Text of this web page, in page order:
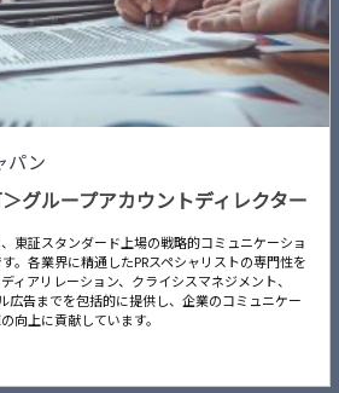
パン
グループアカウントディレクター
東証スタンダード上場の戦略的コミュニケーショ
。各業界に精通したPRスペシャリストの専門性を
ィアリレーション、クライシスマネジメント、
広告までを包括的に提供し、企業のコミュニケー
向上に貢献しています。